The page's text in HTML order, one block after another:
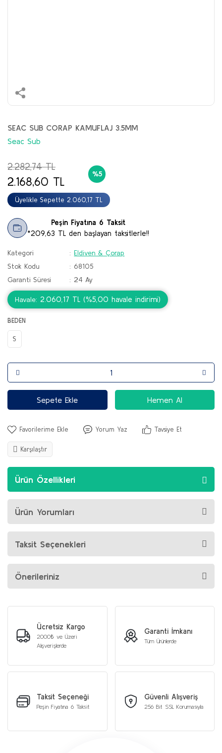
SEAC SUB CORAP KAMUFLAJ 3.5MM
Seac Sub
2.282,74 TL
2.168,60 TL
Üyelikle Sepette 2.060,17 TL
%5
Peşin Fiyatına 6 Taksit
*209,63 TL den başlayan taksitlerle!!
Kategori
Eldiven & Çorap
Stok Kodu
68105
Garanti Süresi
24 Ay
Havale 2.060,17 TL (%5,00 havale indirimi)
BEDEN
S
Sepete Ekle Hemen Al
Yorum Yaz Tavsiye Et
Karşılaştır
Ürün Özellikleri
Ürün Yorumları
Taksit Seçenekleri
Önerileriniz
Ücretsiz Kargo
2000₺ ve Üzeri
Alışverişlerde
Garanti İmkanı
Tüm Ürünlerde
Taksit Seçeneği
Peşin Fiyatına 6 Taksit
Güvenli Alışveriş
256 Bit SSL Korumasıyla